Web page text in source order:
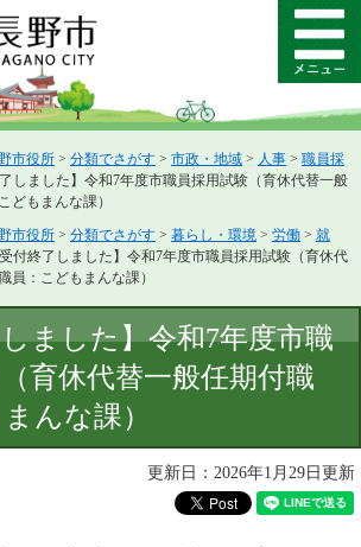
メ
ニ
ー
市役所 > 分類でさがす > 市政・地域 > 人事 > 職員採
了しました】令和7年度市職員採用試験（育休代替一般
どもまんな課）
市役所 > 分類でさがす > 暮らし・環境 > 労働 > 就
受付終了しました】令和7年度市職員採用試験（育休代
員：こどもまんな課）
ました】令和7年度市職
育休代替一般任期付職
んな課）
更新日：2026年1月29日更新